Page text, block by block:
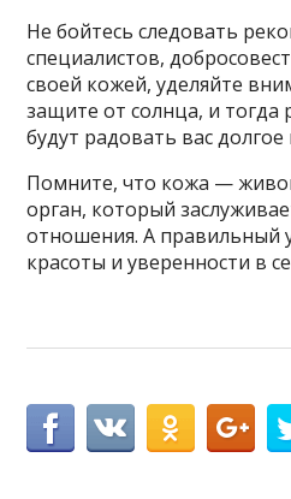
Не бойтесь следовать
специалистов,
своей кожей, уделяйте
защите от солнца, и тогда
будут радовать вас долгое
Помните, что кожа —
орган, который
отношения. А правильный
красоты и уверенности в